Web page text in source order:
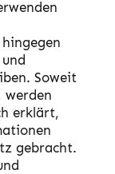
Soweit
werden
erklärt,
gebracht.